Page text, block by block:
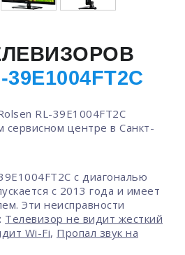
39E1004FT2C
RL-39E1004FT2C
сервисном центре в Санкт-
с диагональю
с 2013 года и имеет
Эти неисправности
Телевизор не видит жесткий
Wi-Fi, Пропал звук на